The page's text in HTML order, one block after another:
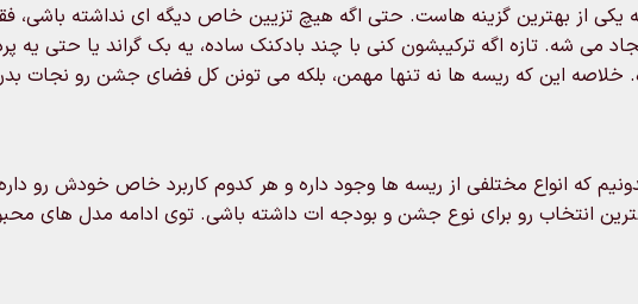
یکی از بهترین گزینه هاست. حتی اگه هیچ تزیین خاص دیگه ای نداشته باشی،
می شه. تازه اگه ترکیبشون کنی با چند بادکنک ساده، یه بک گراند یا حتی یه
خلاصه این که ریسه ها نه تنها مهمن، بلکه می تونن کل فضای جشن رو نجات
که انواع مختلفی از ریسه ها وجود داره و هر کدوم کاربرد خاص خودش رو
انتخاب رو برای نوع جشن و بودجه ات داشته باشی. توی ادامه مدل های